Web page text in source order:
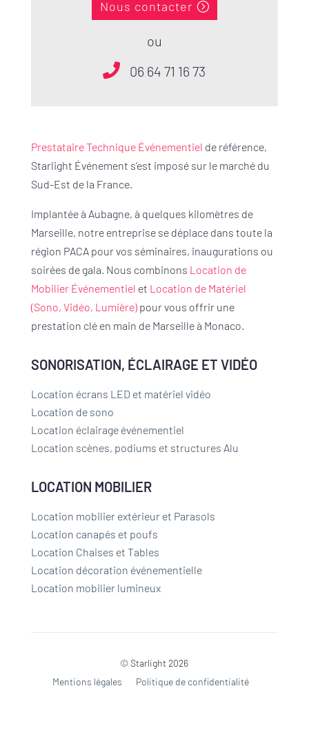
Nous contacter
ou
06 64 71 16 73
Prestataire Technique Événementiel de référence,
Starlight Événement s’est imposé sur le marché du
Sud-Est de la France.
Implantée à Aubagne, à quelques kilomètres de
Marseille, notre entreprise se déplace dans toute la
région PACA pour vos séminaires, inaugurations ou
soirées de gala. Nous combinons Location de
Mobilier Événementiel et Location de Matériel
(Sono, Vidéo, Lumière)pour vous offrir une
prestation clé en main de Marseille à Monaco.
SONORISATION, ÉCLAIRAGE ET VIDÉO
Location écrans LED et matériel vidéo
Location de sono
Location éclairage événementiel
Location scènes, podiums et structures Alu
LOCATION MOBILIER
Location mobilier extérieur et Parasols
Location canapés et poufs
Location Chaises et Tables
Location décoration événementielle
Location mobilier lumineux
© Starlight 2026
Mentions légales
Politique de confidentialité